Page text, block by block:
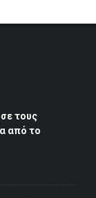
τους
από το